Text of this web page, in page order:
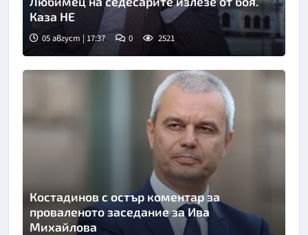
Каза НЕ
05 август | 17:37 0 2521
Костадинов с остър коментар за
проваленото заседание за Ива
Михайлова